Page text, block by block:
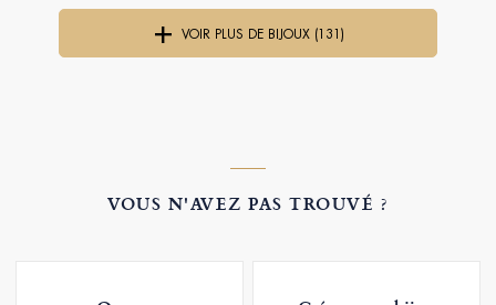
VOIR PLUS DE BIJOUX (131)
VOUS N'AVEZ PAS TROUVÉ ?